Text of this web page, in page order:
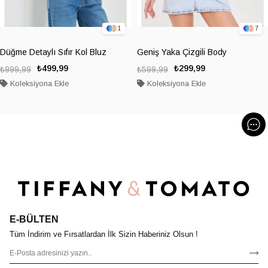
1
Düğme Detaylı Sıfır Kol Bluz
₺499,99
₺999,99
Koleksiyona Ekle
7
Geniş Yaka Çizgili Body
₺299,99
₺599,99
Koleksiyona Ekle
E-BÜLTEN
Tüm İndirim ve Fırsatlardan İlk Sizin Haberiniz Olsun !